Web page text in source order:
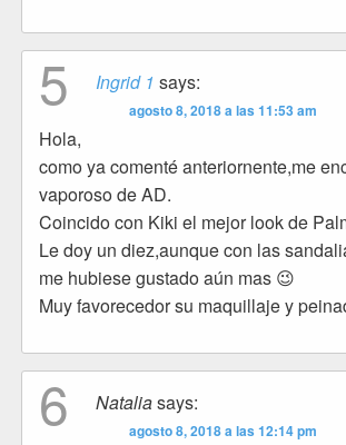
5 Ingrid 1 says:
agosto 8, 2018 a las 11:53 am
Hola,
como ya comenté anteriornente,me
vaporoso de AD.
Coincido con Kiki el mejor look de
Le doy un diez,aunque con las
me hubiese gustado aún mas 😉
Muy favorecedor su maquillaje y
6 Nataliasays:
agosto 8, 2018 a las 12:14 pm